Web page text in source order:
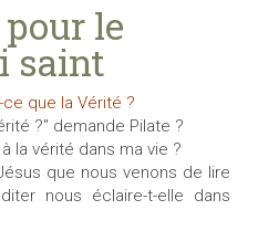
le
saint
ce que la Vérité ?
?" demande Pilate ?
la vérité dans ma vie ?
que nous venons de lire
nous éclaire-t-elle dans